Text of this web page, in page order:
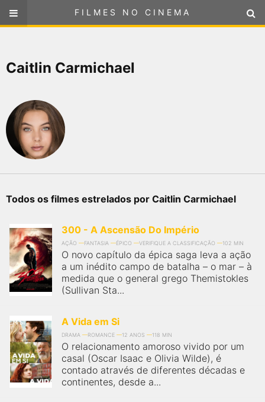
FILMES NO CINEMA
ou selecione sua localização
Caitlin Carmichael
Todos os filmes estrelados por Caitlin Carmichael
300 - A Ascensão Do Império
AÇÃO FANTASIA ÉPICO VERIFIQUE A CLASSIFICAÇÃO 102 MIN
O novo capítulo da épica saga leva a ação
a um inédito campo de batalha – o mar – à
medida que o general grego Themistokles
(Sullivan Sta...
A Vida em Si
DRAMA ROMANCE 12 ANOS 118 MIN
O relacionamento amoroso vivido por um
casal (Oscar Isaac e Olivia Wilde), é
contado através de diferentes décadas e
continentes, desde a...
FILMES NO CINEMA
PRÓXIMOS LANÇAMENTOS
GÊNEROS
NOTÍCIAS
PÁGINA INICIAL
FilmesNoCinema.com.bré o maior localizador de filmes e
sessões de cinema no Brasil. Através dele, você pode
encontrar os filmes no cinema mais próximos a você ou a
qualquer cidade em território brasileiro. Você pode também
acessar informações sobre cinemas, horários, assistir aos
trailers e muito mais.